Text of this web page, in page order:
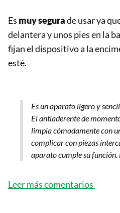
Es muy segurade usar ya
delantera y unos pies en la
fijan el dispositivo a la
esté.
Es un aparato ligero y
El antiaderente de
limpia cómodamente con
complicar con piezas
aparato cumple su función.
Leer más comentarios